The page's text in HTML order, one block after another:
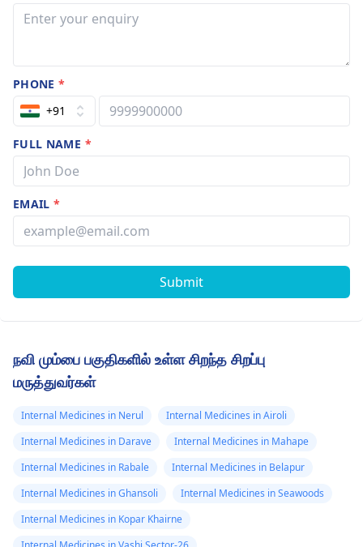
PHONE*
+91
FULL NAME *
EMAIL*
Submit
நவி மும்பை பகுதிகளில் உள்ள சிறந்த சிறப்பு
மருத்துவர்கள்
Internal Medicines in Nerul
Internal Medicines in Airoli
Internal Medicines in Darave
Internal Medicines in Mahape
Internal Medicines in Rabale
Internal Medicines in Belapur
Internal Medicines in Ghansoli
Internal Medicines in Seawoods
Internal Medicines in Kopar Khairne